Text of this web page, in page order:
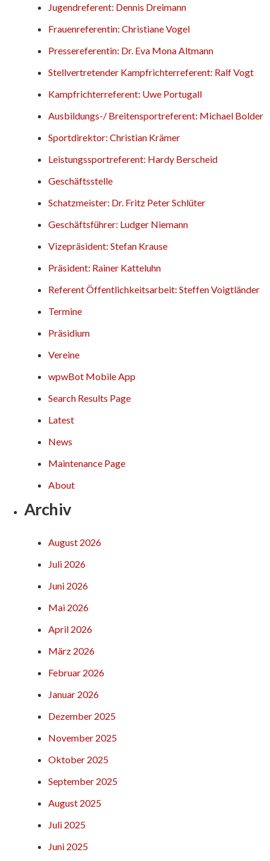
Jugendreferent: Dennis Dreimann
Frauenreferentin: Christiane Vogel
Pressereferentin: Dr. Eva Mona Altmann
Stellvertretender Kampfrichterreferent: Ralf Vogt
Kampfrichterreferent: Uwe Portugall
Ausbildungs-/ Breitensportreferent: Michael Bolder
Sportdirektor: Christian Krämer
Leistungssportreferent: Hardy Berscheid
Geschäftsstelle
Schatzmeister: Dr. Fritz Peter Schlüter
Geschäftsführer: Ludger Niemann
Vizepräsident: Stefan Krause
Präsident: Rainer Katteluhn
Referent Öffentlichkeitsarbeit: Steffen Voigtländer
Termine
Präsidium
Vereine
wpwBot Mobile App
Search Results Page
Latest
News
Maintenance Page
About
Archiv
August 2026
Juli 2026
Juni 2026
Mai 2026
April 2026
März 2026
Februar 2026
Januar 2026
Dezember 2025
November 2025
Oktober 2025
September 2025
August 2025
Juli 2025
Juni 2025